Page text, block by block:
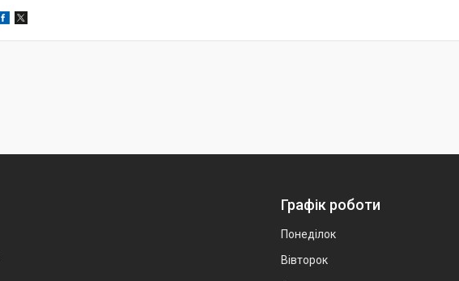
Графік роботи
Понеділок
Вівторок